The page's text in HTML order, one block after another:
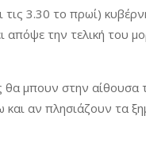
3.30 το πρωί)
απόψε την τελική του
θα μπουν στην
αν πλησιάζουν τα